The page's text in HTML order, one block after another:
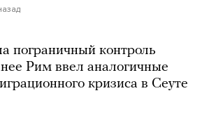
пограничный контроль
Рим ввел аналогичные
кризиса в Сеуте